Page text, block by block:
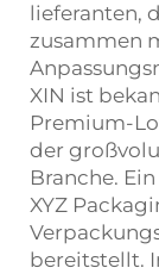
lieferanten,
zusammen
XIN ist
Premium-
der
Branche.
XYZ
bereitstellt.